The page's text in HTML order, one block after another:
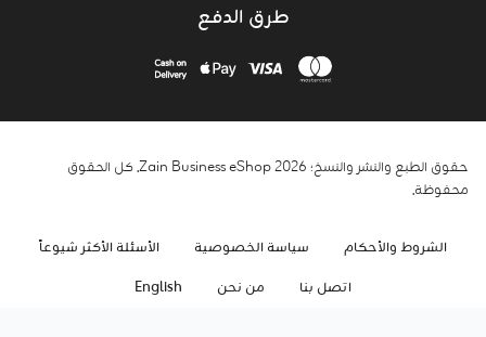
طرق الدفع
حقوق الطبع والنشر والنسخ؛ 2026 Zain Business eShop. كل الحقوق
محفوظة.
الشروط والأحكام سياسة الخصوصية
الأسئلة الأكثر شيوعاً
اتصل بنا
من نحن English